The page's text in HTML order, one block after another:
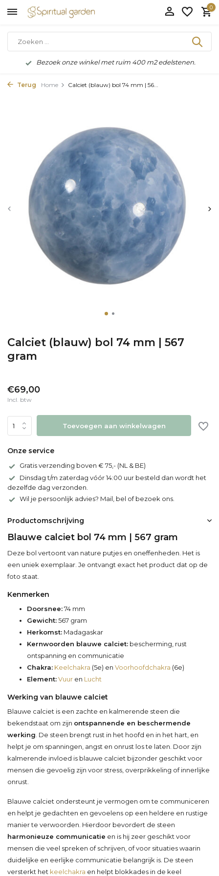
0
Bezoek onze winkel met ruim 400 m2 edelstenen.
Terug Home Calciet (blauw) bol 74 mm | 56...
Calciet (blauw) bol 74 mm | 567
gram
€69,00
Incl. btw
Toevoegen aan winkelwagen
Onze service
Gratis verzending boven € 75,- (NL & BE)
Dinsdag t/m zaterdag vóór 14:00 uur besteld dan wordt het
dezelfde dag verzonden.
Wil je persoonlijk advies? Mail, bel of bezoek ons.
Productomschrijving
Blauwe calciet bol 74 mm | 567 gram
Deze bol vertoont van nature putjes en oneffenheden. Het is
een uniek exemplaar. Je ontvangt exact het product dat op de
foto staat.
Kenmerken
Doorsnee:74 mm
Gewicht:567 gram
Herkomst: Madagaskar
Kernwoorden blauwe calciet: bescherming, rust
ontspanning en communicatie
Chakra: Keelchakra (5e) en Voorhoofdchakra (6e)
Element:Vuur en Lucht
Werking van blauwe calciet
Blauwe calciet is een zachte en kalmerende steen die
bekendstaat om zijn ontspannende en beschermende
werking . De steen brengt rust in het hoofd en in het hart, en
helpt je om spanningen, angst en onrust los te laten. Door zijn
kalmerende invloed is blauwe calciet bijzonder geschikt voor
mensen die gevoelig zijn voor stress, overprikkeling of innerlijke
onrust.
Blauwe calciet ondersteunt je vermogen om te communiceren
en helpt je gedachten en gevoelens op een heldere en rustige
manier te verwoorden. Hierdoor bevordert de steen
harmonieuze communicatie en is hij zeer geschikt voor
mensen die veel spreken of schrijven, of voor situaties waarin
duidelijke en eerlijke communicatie belangrijk is. De steen
versterkt het keelchakra en helpt blokkades in de keel